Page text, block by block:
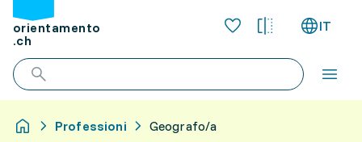
orientamento
.ch
IT
Professioni Geografo/a